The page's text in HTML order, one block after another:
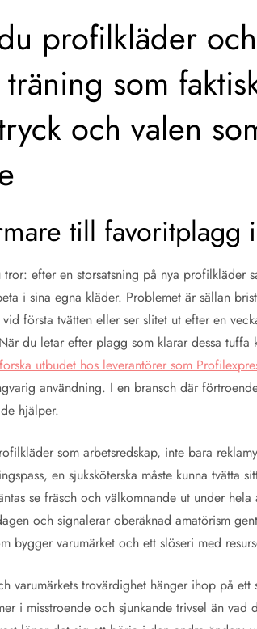
profilkläder
som
och valen
till favoritplagg
efter en storsatsning på nya profilkläder
i sina egna kläder. Problemet är sällan
första tvätten eller ser slitet ut efter en
du letar efter plagg som klarar dessa
utbudet hos leverantörer som
användning. I en bransch där
hjälper.
som arbetsredskap, inte bara
en sjuksköterska måste kunna
se fräsch och välkomnande ut under
och signalerar oberäknad amatörism
bygger varumärket och ett slöseri med
varumärkets trovärdighet hänger ihop på ett
i misstroende och sjunkande trivsel än